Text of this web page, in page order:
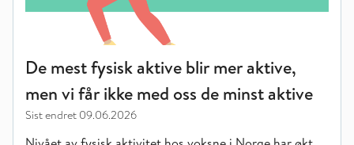
De mest fysisk aktive blir mer aktive,
men vi får ikke med oss de minst aktive
Sist endret 09.06.2026